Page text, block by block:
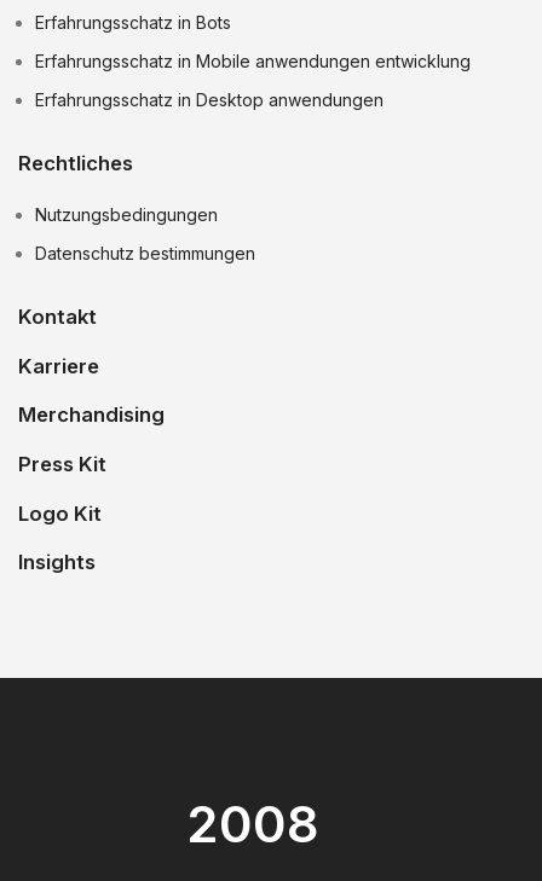
Erfahrungsschatz in Bots
Erfahrungsschatz in Mobile anwendungen entwicklung
Erfahrungsschatz in Desktop anwendungen
Rechtliches
Nutzungsbedingungen
Datenschutz bestimmungen
Kontakt
Karriere
Merchandising
Press Kit
Logo Kit
Insights
2008